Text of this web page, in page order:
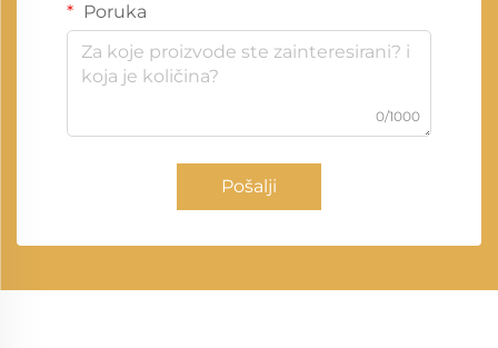
Poruka
0/1000
Pošalji